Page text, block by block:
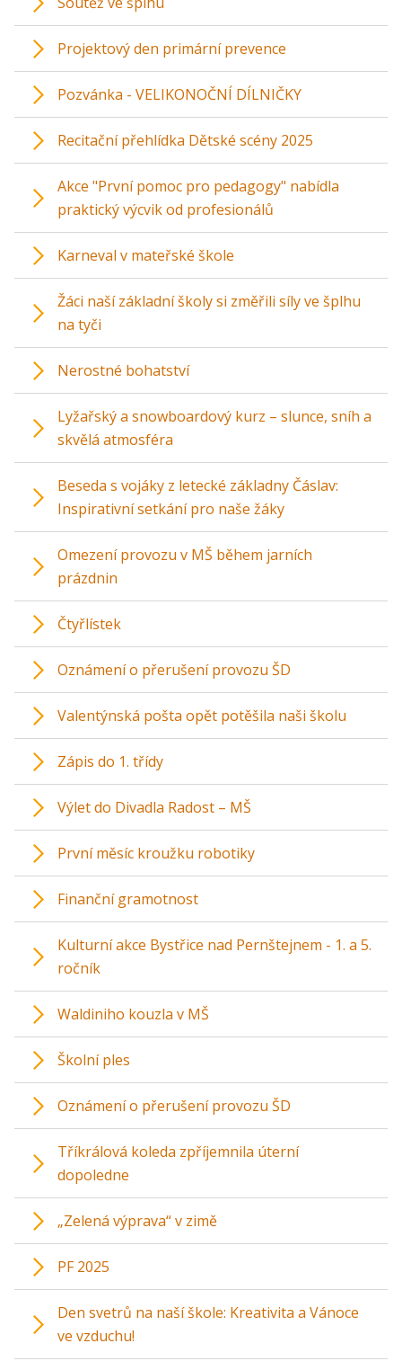
Projektový den primární prevence
Pozvánka - VELIKONOČNÍ DÍLNIČKY
Recitační přehlídka Dětské scény 2025
Akce "První pomoc pro pedagogy" nabídla
praktický výcvik od profesionálů
Karneval v mateřské škole
Žáci naší základní školy si změřili síly ve šplhu
na tyči
Nerostné bohatství
Lyžařský a snowboardový kurz – slunce, sníh a
skvělá atmosféra
Beseda s vojáky z letecké základny Čáslav:
Inspirativní setkání pro naše žáky
Omezení provozu v MŠ během jarních
prázdnin
Čtyřlístek
Oznámení o přerušení provozu ŠD
Valentýnská pošta opět potěšila naši školu
Zápis do 1. třídy
Výlet do Divadla Radost – MŠ
První měsíc kroužku robotiky
Finanční gramotnost
Kulturní akce Bystřice nad Pernštejnem - 1. a 5.
ročník
Waldiniho kouzla v MŠ
Školní ples
Oznámení o přerušení provozu ŠD
Tříkrálová koleda zpříjemnila úterní
dopoledne
„Zelená výprava“ v zimě
PF 2025
Den svetrů na naší škole: Kreativita a Vánoce
ve vzduchu!